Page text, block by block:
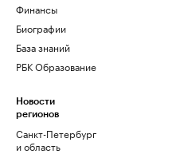
Финансы
Биографии
База знаний
РБК Образование
Новости
регионов
Санкт-Петербург
и область